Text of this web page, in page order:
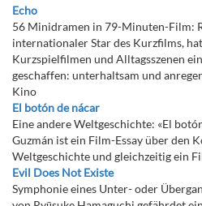
Echo
56 Minidramen in 79-Minuten-Film:
internationaler Star des Kurzfilms,
Kurzspielfilmen und Alltagsszenen
geschaffen: unterhaltsam und
Kino
El botón de nácar
Eine andere Weltgeschichte: «El
Guzmán ist ein Film-Essay über den
Weltgeschichte und gleichzeitig ein
Evil Does Not Existe
Symphonie eines Unter- oder